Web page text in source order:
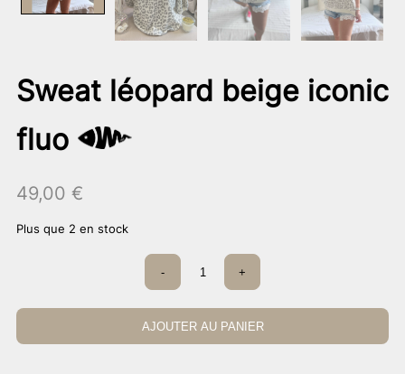
Sweat léopard beige iconic
fluo
49,00 €
Plus que 2 en stock
quantité
Sweat
léopard
beige
- +
AJOUTER AU PANIER